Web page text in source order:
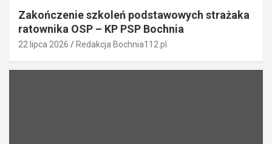
Zakończenie szkoleń podstawowych strażaka
ratownika OSP – KP PSP Bochnia
22 lipca 2026 Redakcja Bochnia112.pl